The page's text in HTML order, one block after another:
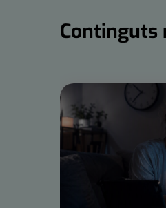
Continguts
Nombre
controls
lliscants: